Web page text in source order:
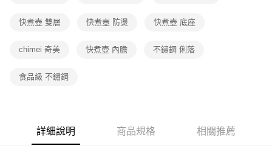
快煮壺 雙層 快煮壺 防燙 快煮壺 底座
chimei 奇美 快煮壺 內膽 不鏽鋼 俐落
食品級 不鏽鋼
詳細說明 商品規格 相關推薦